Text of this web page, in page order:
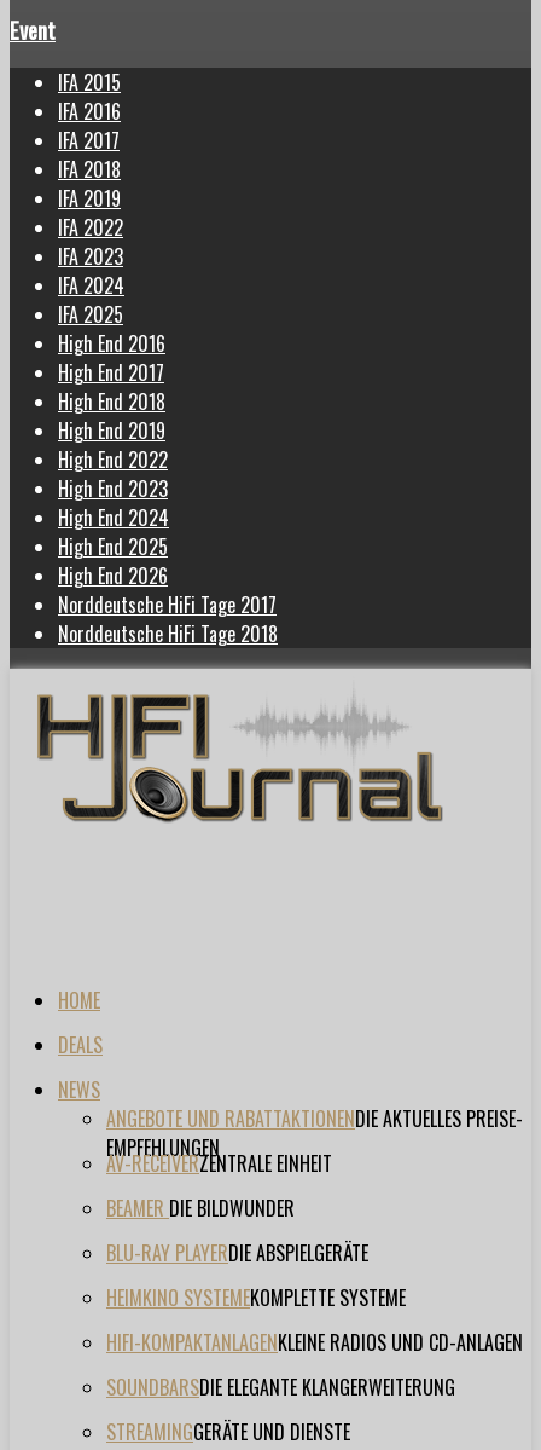
Event
IFA 2015
IFA 2016
IFA 2017
IFA 2018
IFA 2019
IFA 2022
IFA 2023
IFA 2024
IFA 2025
High End 2016
High End 2017
High End 2018
High End 2019
High End 2022
High End 2023
High End 2024
High End 2025
High End 2026
Norddeutsche HiFi Tage 2017
Norddeutsche HiFi Tage 2018
HOME
DEALS
NEWS
ANGEBOTE UND RABATTAKTIONENDIE AKTUELLES PREISE-
EMPFEHLUNGEN
AV-RECEIVERZENTRALE EINHEIT
BEAMER DIE BILDWUNDER
BLU-RAY PLAYERDIE ABSPIELGERÄTE
HEIMKINO SYSTEMEKOMPLETTE SYSTEME
HIFI-KOMPAKTANLAGENKLEINE RADIOS UND CD-ANLAGEN
SOUNDBARSDIE ELEGANTE KLANGERWEITERUNG
STREAMINGGERÄTE UND DIENSTE